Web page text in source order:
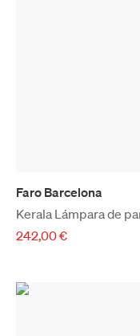
Faro Barcelona
Kerala Lámpara de
242,00 €